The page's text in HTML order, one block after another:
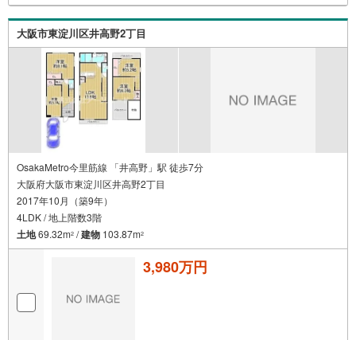
大阪市東淀川区井高野2丁目
OsakaMetro今里筋線 「井高野」駅 徒歩7分
大阪府大阪市東淀川区井高野2丁目
2017年10月（築9年）
4LDK / 地上階数3階
土地69.32m2 /建物 103.87m2
3,980万円